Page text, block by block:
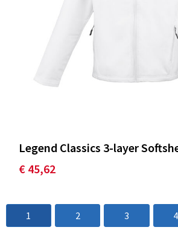
Legend Classics 3-layer
€ 45,62
1 2 3 4